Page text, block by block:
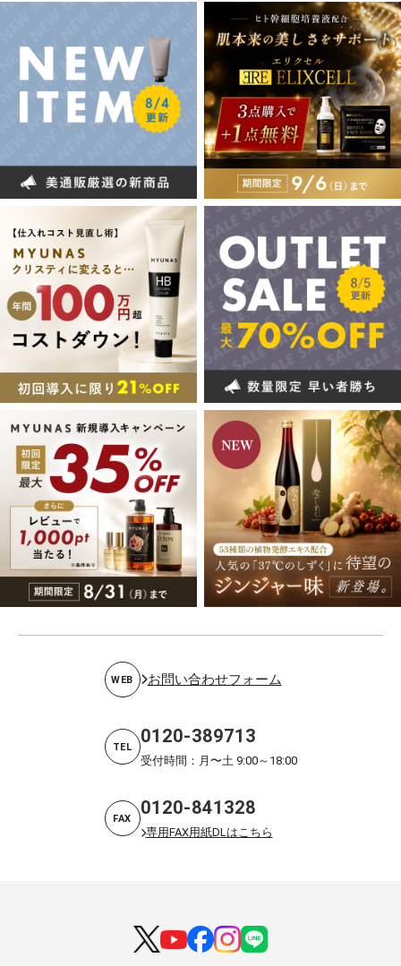
WEB お問い合わせフォーム
TEL 0120-389713
受付時間：月〜土 9:00～18:00
FAX 0120-841328
専用FAX用紙DLはこちら